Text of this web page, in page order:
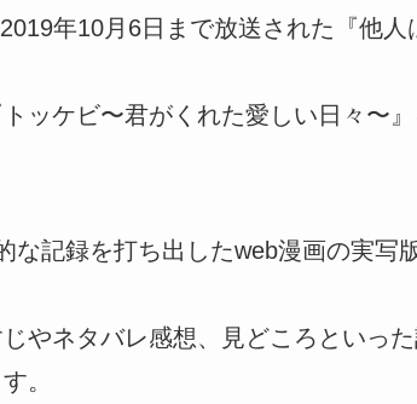
年10月6日まで放送された『他人
ッケビ〜君がくれた愛しい日々〜
記録を打ち出したweb漫画の実写
やネタバレ感想、見どころといっ
。